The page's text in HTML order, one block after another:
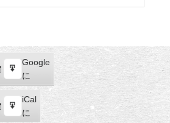
Google
で
iCal
で
Google
に
ポ
iCal
に